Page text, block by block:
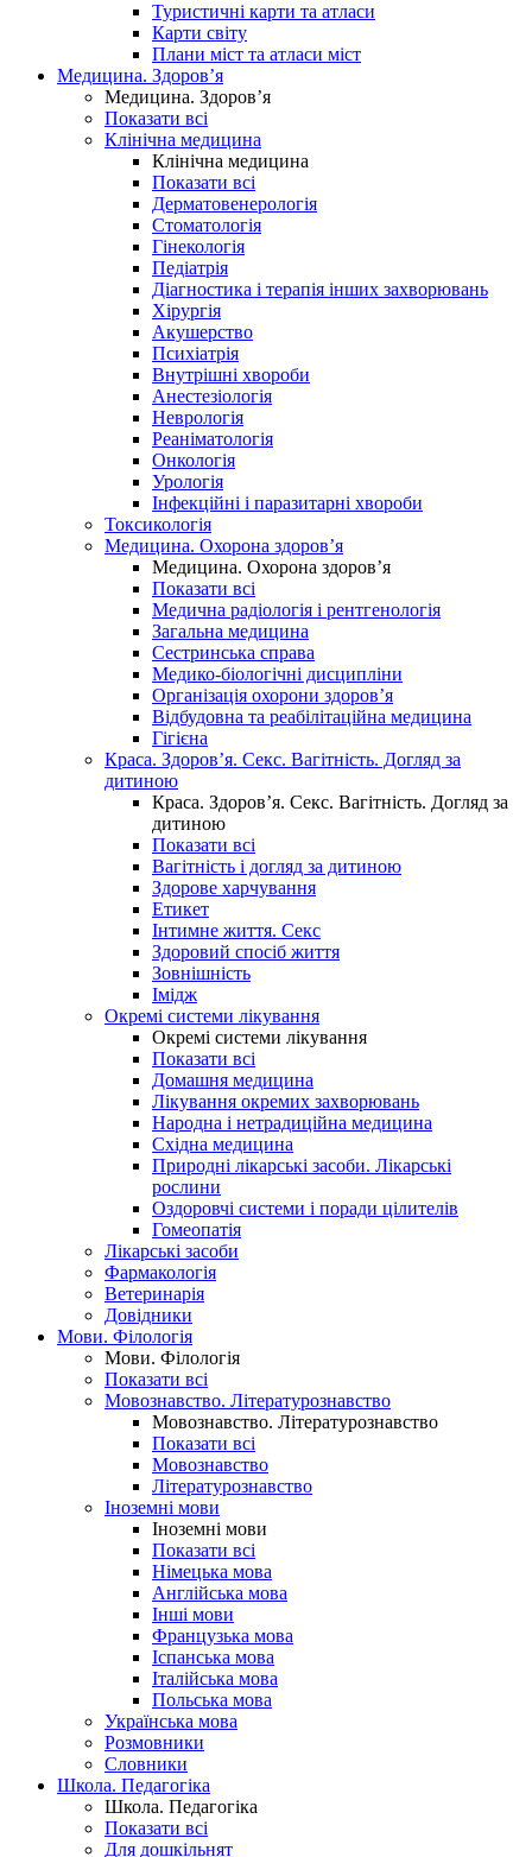
Туристичні карти та атласи
Карти світу
Плани міст та атласи міст
Медицина. Здоров’я
Медицина. Здоров’я
Показати всі
Клінічна медицина
Клінічна медицина
Показати всі
Дерматовенерологія
Стоматологія
Гінекологія
Педіатрія
Діагностика і терапія інших захворювань
Хірургія
Акушерство
Психіатрія
Внутрішні хвороби
Анестезіологія
Неврологія
Реаніматологія
Онкологія
Урологія
Інфекційні і паразитарні хвороби
Токсикологія
Медицина. Охорона здоров’я
Медицина. Охорона здоров’я
Показати всі
Медична радіологія і рентгенологія
Загальна медицина
Сестринська справа
Медико-біологічні дисципліни
Організація охорони здоров’я
Відбудовна та реабілітаційна медицина
Гігієна
Краса. Здоров’я. Секс. Вагітність. Догляд за
дитиною
Краса. Здоров’я. Секс. Вагітність. Догляд за
дитиною
Показати всі
Вагітність і догляд за дитиною
Здорове харчування
Етикет
Інтимне життя. Секс
Здоровий спосіб життя
Зовнішність
Імідж
Окремі системи лікування
Окремі системи лікування
Показати всі
Домашня медицина
Лікування окремих захворювань
Народна і нетрадиційна медицина
Східна медицина
Природні лікарські засоби. Лікарські
рослини
Оздоровчі системи і поради цілителів
Гомеопатія
Лікарські засоби
Фармакологія
Ветеринарія
Довідники
Мови. Філологія
Мови. Філологія
Показати всі
Мовознавство. Літературознавство
Мовознавство. Літературознавство
Показати всі
Мовознавство
Літературознавство
Іноземні мови
Іноземні мови
Показати всі
Німецька мова
Англійська мова
Інші мови
Французька мова
Іспанська мова
Італійська мова
Польська мова
Українська мова
Розмовники
Словники
Школа. Педагогіка
Школа. Педагогіка
Показати всі
Для дошкільнят